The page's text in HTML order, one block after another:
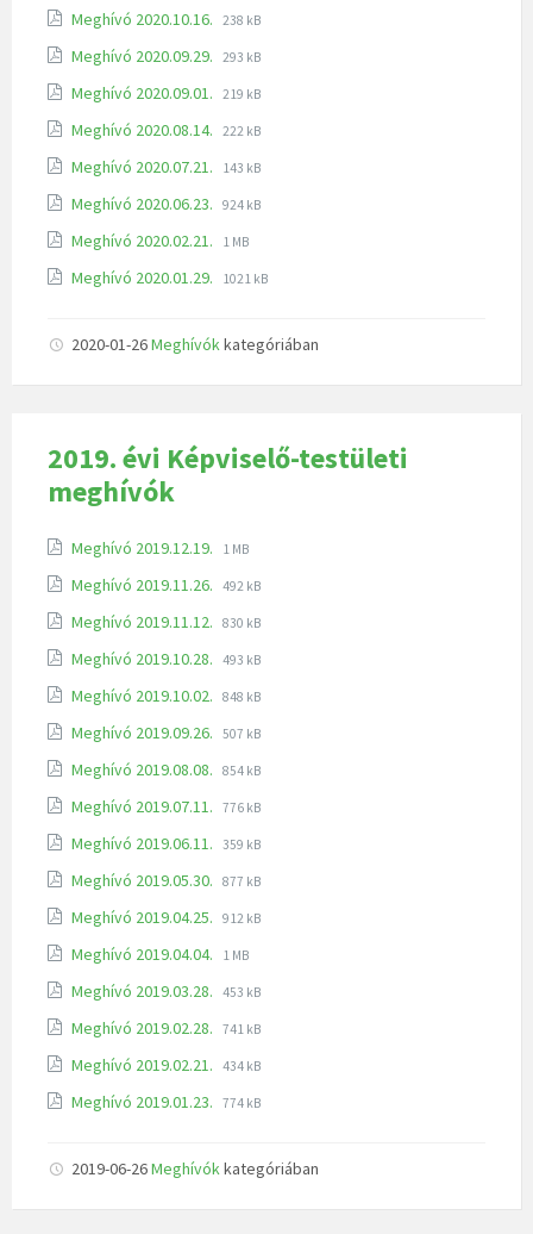
Meghívó 2020.10.16. 238 kB
Meghívó 2020.09.29. 293 kB
Meghívó 2020.09.01. 219 kB
Meghívó 2020.08.14. 222 kB
Meghívó 2020.07.21. 143 kB
Meghívó 2020.06.23. 924 kB
Meghívó 2020.02.21. 1 MB
Meghívó 2020.01.29. 1021 kB
2020-01-26Meghívókkategóriában
2019. évi Képviselő-testületi
meghívók
Meghívó 2019.12.19. 1 MB
Meghívó 2019.11.26. 492 kB
Meghívó 2019.11.12. 830 kB
Meghívó 2019.10.28. 493 kB
Meghívó 2019.10.02. 848 kB
Meghívó 2019.09.26. 507 kB
Meghívó 2019.08.08. 854 kB
Meghívó 2019.07.11. 776 kB
Meghívó 2019.06.11. 359 kB
Meghívó 2019.05.30. 877 kB
Meghívó 2019.04.25. 912 kB
Meghívó 2019.04.04. 1 MB
Meghívó 2019.03.28. 453 kB
Meghívó 2019.02.28. 741 kB
Meghívó 2019.02.21. 434 kB
Meghívó 2019.01.23. 774 kB
2019-06-26Meghívókkategóriában